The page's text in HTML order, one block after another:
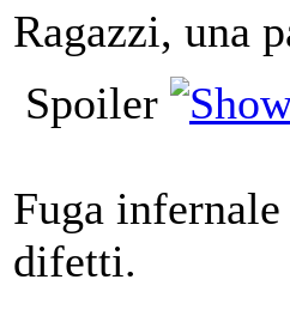
Ragazzi, una
Spoiler
Fuga
difetti.